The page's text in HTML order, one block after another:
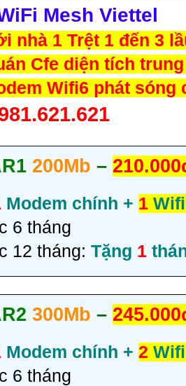
Mesh Viettel
nhà 1 Trệt 1 đến 3
Cfe diện tích
Wifi6 phát sóng
200Mb –
Modem chính + 1
6 tháng
12 tháng: Tặng 1
300Mb –
Modem chính + 2
6 tháng